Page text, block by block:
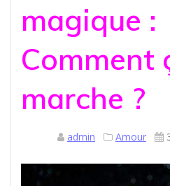
magique :
Comment
marche ?
admin Amour